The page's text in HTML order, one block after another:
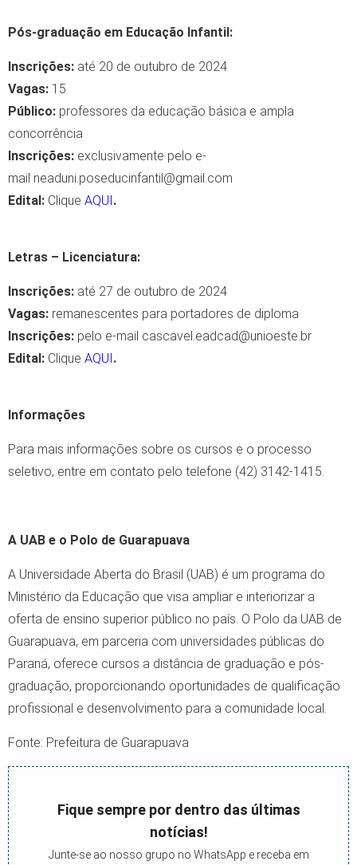
Pós-graduação em Educação Infantil:
Inscrições: até 20 de outubro de 2024
Vagas: 15
Público: professores da educação básica e ampla
concorrência
Inscrições: exclusivamente pelo e-
mail neaduni.poseducinfantil@gmail.com
Edital: Clique AQUI.
Letras – Licenciatura:
Inscrições: até 27 de outubro de 2024
Vagas: remanescentes para portadores de diploma
Inscrições: pelo e-mail cascavel.eadcad@unioeste.br
Edital: Clique AQUI.
Informações
Para mais informações sobre os cursos e o processo
seletivo, entre em contato pelo telefone (42) 3142-1415.
A UAB e o Polo de Guarapuava
A Universidade Aberta do Brasil (UAB) é um programa do
Ministério da Educação que visa ampliar e interiorizar a
oferta de ensino superior público no país. O Polo da UAB de
Guarapuava, em parceria com universidades públicas do
Paraná, oferece cursos a distância de graduação e pós-
graduação, proporcionando oportunidades de qualificação
profissional e desenvolvimento para a comunidade local.
Fonte: Prefeitura de Guarapuava
Fique sempre por dentro das últimas
notícias!
Junte-se ao nosso grupo no WhatsApp e receba em